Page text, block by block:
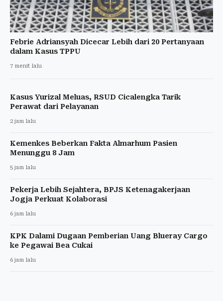
Febrie Adriansyah Dicecar Lebih dari 20 Pertanyaan
dalam Kasus TPPU
7 menit lalu
Kasus Yurizal Meluas, RSUD Cicalengka Tarik
Perawat dari Pelayanan
2 jam lalu
Kemenkes Beberkan Fakta Almarhum Pasien
Menunggu 8 Jam
5 jam lalu
Pekerja Lebih Sejahtera, BPJS Ketenagakerjaan
Jogja Perkuat Kolaborasi
6 jam lalu
KPK Dalami Dugaan Pemberian Uang Blueray Cargo
ke Pegawai Bea Cukai
6 jam lalu